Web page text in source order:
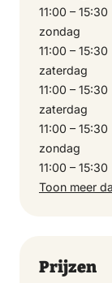
11:00 – 15:30
zondag
11:00 – 15:30
zaterdag
11:00 – 15:30
zaterdag
11:00 – 15:30
zondag
11:00 – 15:30
Toon meer
Prijzen